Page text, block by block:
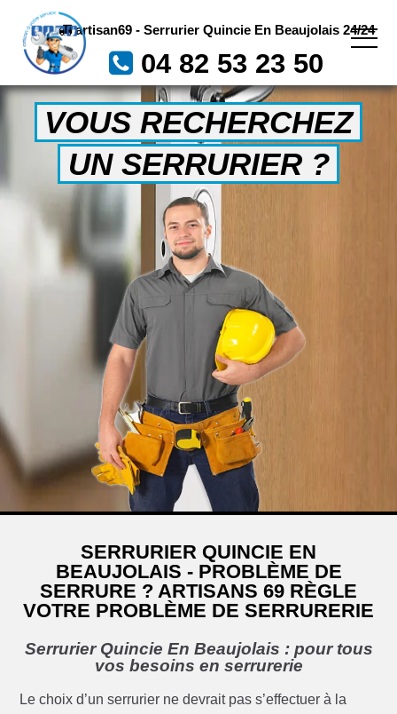
artisan69 - Serrurier Quincie En Beaujolais 24/24
04 82 53 23 50
VOUS RECHERCHEZ
UN SERRURIER ?
SERRURIER QUINCIE EN
BEAUJOLAIS - PROBLÈME DE
SERRURE ? ARTISANS 69 RÈGLE
VOTRE PROBLÈME DE SERRURERIE
Serrurier Quincie En Beaujolais : pour tous
vos besoins en serrurerie
Le choix d’un serrurier ne devrait pas s’effectuer à la